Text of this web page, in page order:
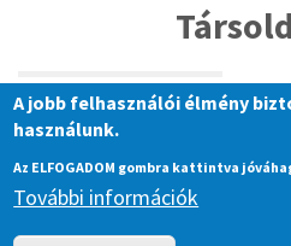
A jobb felhasználói élmény
használunk.
Az ELFOGADOM gombra kattintva
További információk